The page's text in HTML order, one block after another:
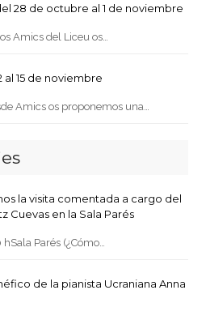
28 de octubre al 1 de noviembre
Amics del Liceu os…
al 15 de noviembre
Amics os proponemos una…
la visita comentada a cargo del
Cuevas en la Sala Parés
Parés (¿Cómo…
de la pianista Ucraniana Anna